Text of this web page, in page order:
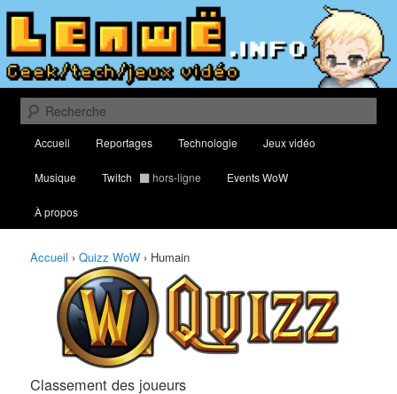
Aller
contenu
principal
Aller
contenu
secondaireLenwë – Culture geek, tech et jeux
vidéo
Classement des meilleurs joueurs au Quizz World of Warcraft
Recherche
principal
Accueil Reportages Technologie Jeux vidéo
Musique Twitch hors-ligne Events WoW
À propos
Accueil › Quizz WoW › Humain
Classement des joueurs